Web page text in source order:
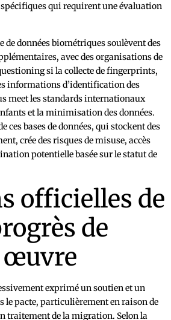
qui requirent une évaluation
de données biométriques soulèvent des
avec des organisations de
si la collecte de fingerprints,
informations d’identification des
meet les standards internationaux
et la minimisation des données.
ces bases de données, qui stockent des
crée des risques de misuse, accès
potentielle basée sur le statut de
officielles de
de
œuvre
exprimé un soutien et un
le pacte, particulièrement en raison de
traitement de la migration. Selon la